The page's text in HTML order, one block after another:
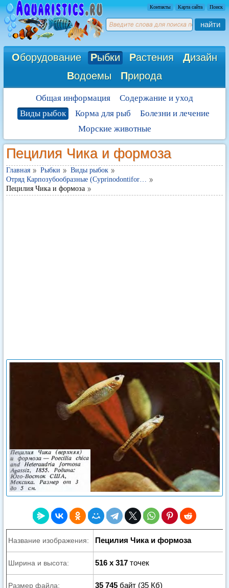
Контакты Карта сайта Поиск
найти
Оборудование Рыбки Растения Дизайн
Водоемы Природа
Общая информация
Содержание и уход
Виды рыбок
Корма для рыб
Болезни и лечение
Морские животные
Пецилия Чика и формоза
Главная Рыбки
Виды рыбок
Отряд Карпозубообразные (Cyprinodontifor…
Пецилия Чика и формоза
Название изображения: Пецилия Чика и формоза
Ширина и высота: 516 x 317 точек
Размер файла: 35 745 байт (35 Кб)